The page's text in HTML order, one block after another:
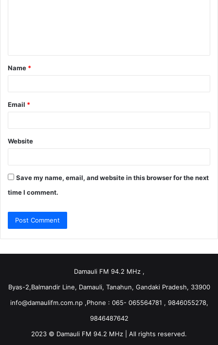
t
*
Name *
Email *
Website
Save my name, email, and website in this browser for the next
time I comment.
Damauli FM 94.2 MHz ,
Byas-2,Balmandir Line, Damauli, Tanahun, Gandaki Pradesh, 33900
info@damaulifm.com.np,Phone : 065- 065564781 , 9846055278,
9846487642
2023 © Damauli FM 94.2 MHz | All rights reserved.